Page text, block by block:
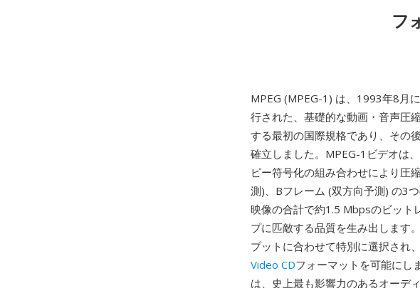
フ
MPEG (MPEG-1) は、1993年8月に
行された、基礎的な動画・音声圧
する最初の国際規格であり、その
確立しました。MPEG-1ビデオは
ピー符号化の組み合わせにより圧
測)、Bフレーム (双方向予測) の3
映像の合計で約1.5 Mbpsのビット
プに匹敵する品質を生み出します
プットに合わせて特別に選択され
Video CDフォーマットを可能にし
は、史上最も影響力のあるオーデ